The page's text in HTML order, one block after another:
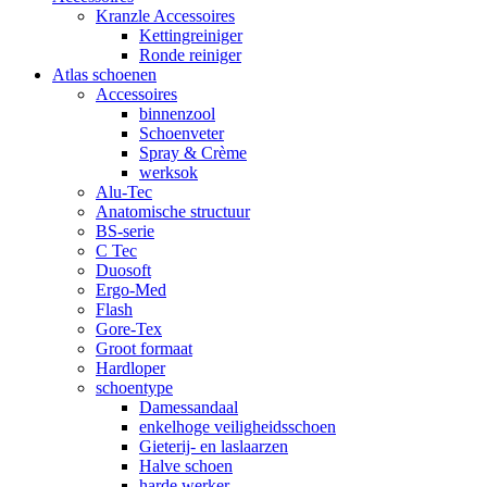
Kranzle Accessoires
Kettingreiniger
Ronde reiniger
Atlas schoenen
Accessoires
binnenzool
Schoenveter
Spray & Crème
werksok
Alu-Tec
Anatomische structuur
BS-serie
C Tec
Duosoft
Ergo-Med
Flash
Gore-Tex
Groot formaat
Hardloper
schoentype
Damessandaal
enkelhoge veiligheidsschoen
Gieterij- en laslaarzen
Halve schoen